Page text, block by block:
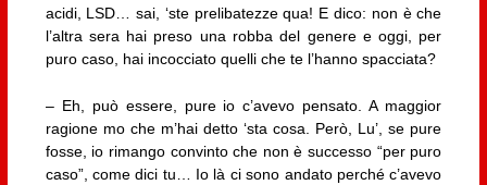
acidi, LSD… sai, ‘ste prelibatezze qua! E dico: non è che
l’altra sera hai preso una robba del genere e oggi, per
puro caso, hai incocciato quelli che te l’hanno spacciata?
– Eh, può essere, pure io c’avevo pensato. A maggior
ragione mo che m’hai detto ‘sta cosa. Però, Lu’, se pure
fosse, io rimango convinto che non è successo “per puro
caso”, come dici tu… Io là ci sono andato perché c’avevo